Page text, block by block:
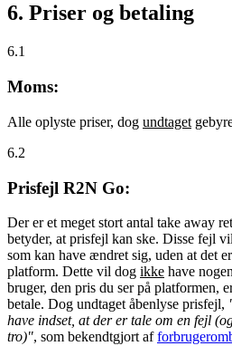
6. Priser og betaling
6.1
Moms:
Alle oplyste priser, dog undtaget
6.2
Prisfejl R2N Go:
Der er et meget stort antal take away
betyder, at prisfejl kan ske. Disse fejl
som kan have ændret sig, uden at det
platform. Dette vil dog ikke have
bruger, den pris du ser på platformen,
betale. Dog undtaget åbenlyse prisfejl,
have indset, at der er tale om en fejl
tro)", som bekendtgjort af